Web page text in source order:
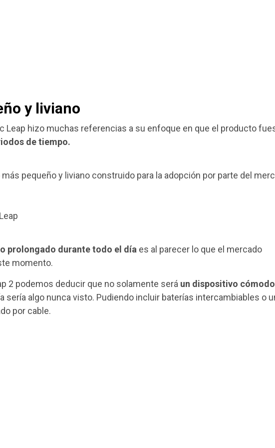
y liviano
Leap hizo muchas referencias a su enfoque en que el producto
de tiempo.
pequeño y liviano construido para la adopción por parte del
prolongado durante todo el día es al parecer lo que el mercado
momento.
2 podemos deducir que no solamente será un dispositivo cómodo
sería algo nunca visto. Pudiendo incluir baterías intercambiables o
por cable.